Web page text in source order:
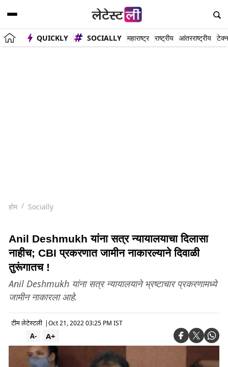
QUICKLY SOCIALLY महाराष्ट्र राष्ट्रीय आंतरराष्ट्रीय
होम Socially
Anil Deshmukh यांना सत्र न्यायालयाचा दिलासा
नाहीच; CBI प्रकरणात जामीन नाकारल्याने दिवाळी
तुरूंगातच !
Anil Deshmukh यांना सत्र न्यायालयाने भ्रष्टाचार प्रकरणामध्ये
जामीन नाकारला आहे.
टीम लेटेस्टली |Oct 21, 2022 03:25 PM IST
A+
A-